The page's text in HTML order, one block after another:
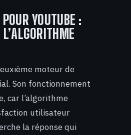
YOUTUBE :
moteur de
Son fonctionnement
car l’algorithme
utilisateur
la réponse qui